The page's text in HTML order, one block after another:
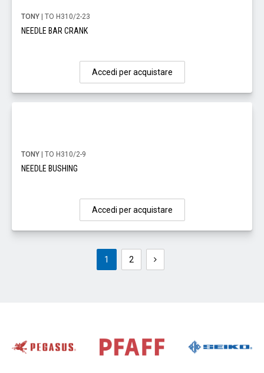
TONY | TO H310/2-23
NEEDLE BAR CRANK
Accedi per acquistare
TONY | TO H310/2-9
NEEDLE BUSHING
Accedi per acquistare
1 2